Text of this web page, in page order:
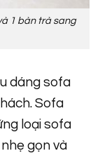
1 bàn trà sang
dáng sofa
Sofa
loại sofa
gọn và